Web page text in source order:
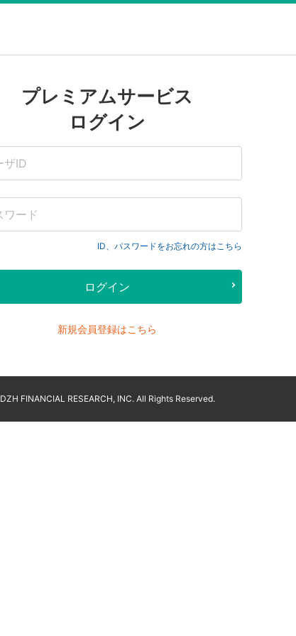
プレミアムサービス
ログイン
ID、パスワードをお忘れの方はこちら
新規会員登録はこちら
DZH FINANCIAL RESEARCH, INC. All Rights Reserved.